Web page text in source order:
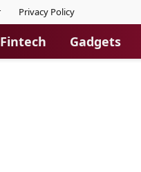
Privacy Policy
Fintech Gadgets